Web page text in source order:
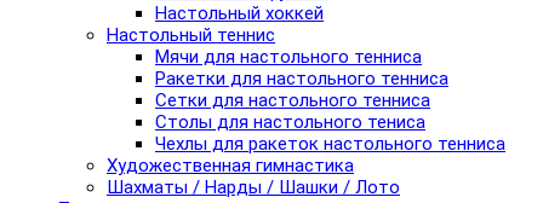
Настольный хоккей
Настольный теннис
Мячи для настольного тенниса
Ракетки для настольного тенниса
Сетки для настольного тенниса
Столы для настольного тениса
Чехлы для ракеток настольного тенниса
Художественная гимнастика
Шахматы / Нарды / Шашки / Лото